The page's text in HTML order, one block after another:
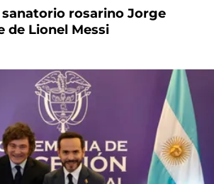
sanatorio rosarino Jorge
de Lionel Messi